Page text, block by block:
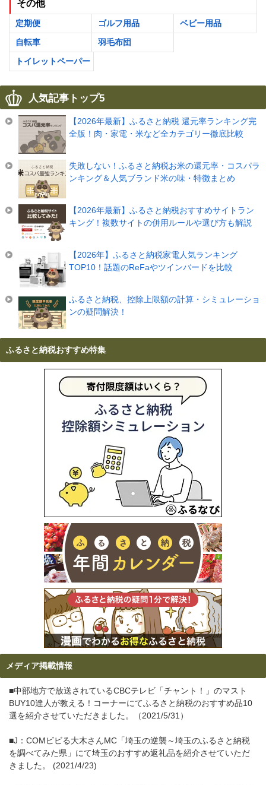
その他
定期便 ゴルフ用品
ベビー用品
自転車
羽毛布団
トイレットペーパー
人気記事トップ5
【2026年最新】ふるさと納税 還元率ランキング完
全版！肉・家電・米など全カテゴリー徹底比較
失敗しない！ふるさと納税お米の還元率・コスパラ
ンキング＆人気ブランド米の味・特徴まとめ
【2026年最新】ふるさと納税おすすめサイトラン
キング！複数サイトの併用ルールや選び方も解説
【2026年】ふるさと納税家電人気ランキング
TOP10！話題のReFaやツインバードを比較
ふるさと納税、控除上限額の計算・シミュレーショ
ンの疑問解決！
ふるさと納税おすすめ特集
メディア掲載情報
■中部地方で放送されているCBCテレビ「チャント！」のマスト
BUY10達人が教える！コーナーにてふるさと納税のおすすめ品10
選を紹介させていただきました。（2021/5/31）
■J：COMビビる大木さんMC「埼玉の逆襲～埼玉のふるさと納税
を調べてみた県」にて埼玉のおすすめ返礼品を紹介させていただ
きました。 (2021/4/23)